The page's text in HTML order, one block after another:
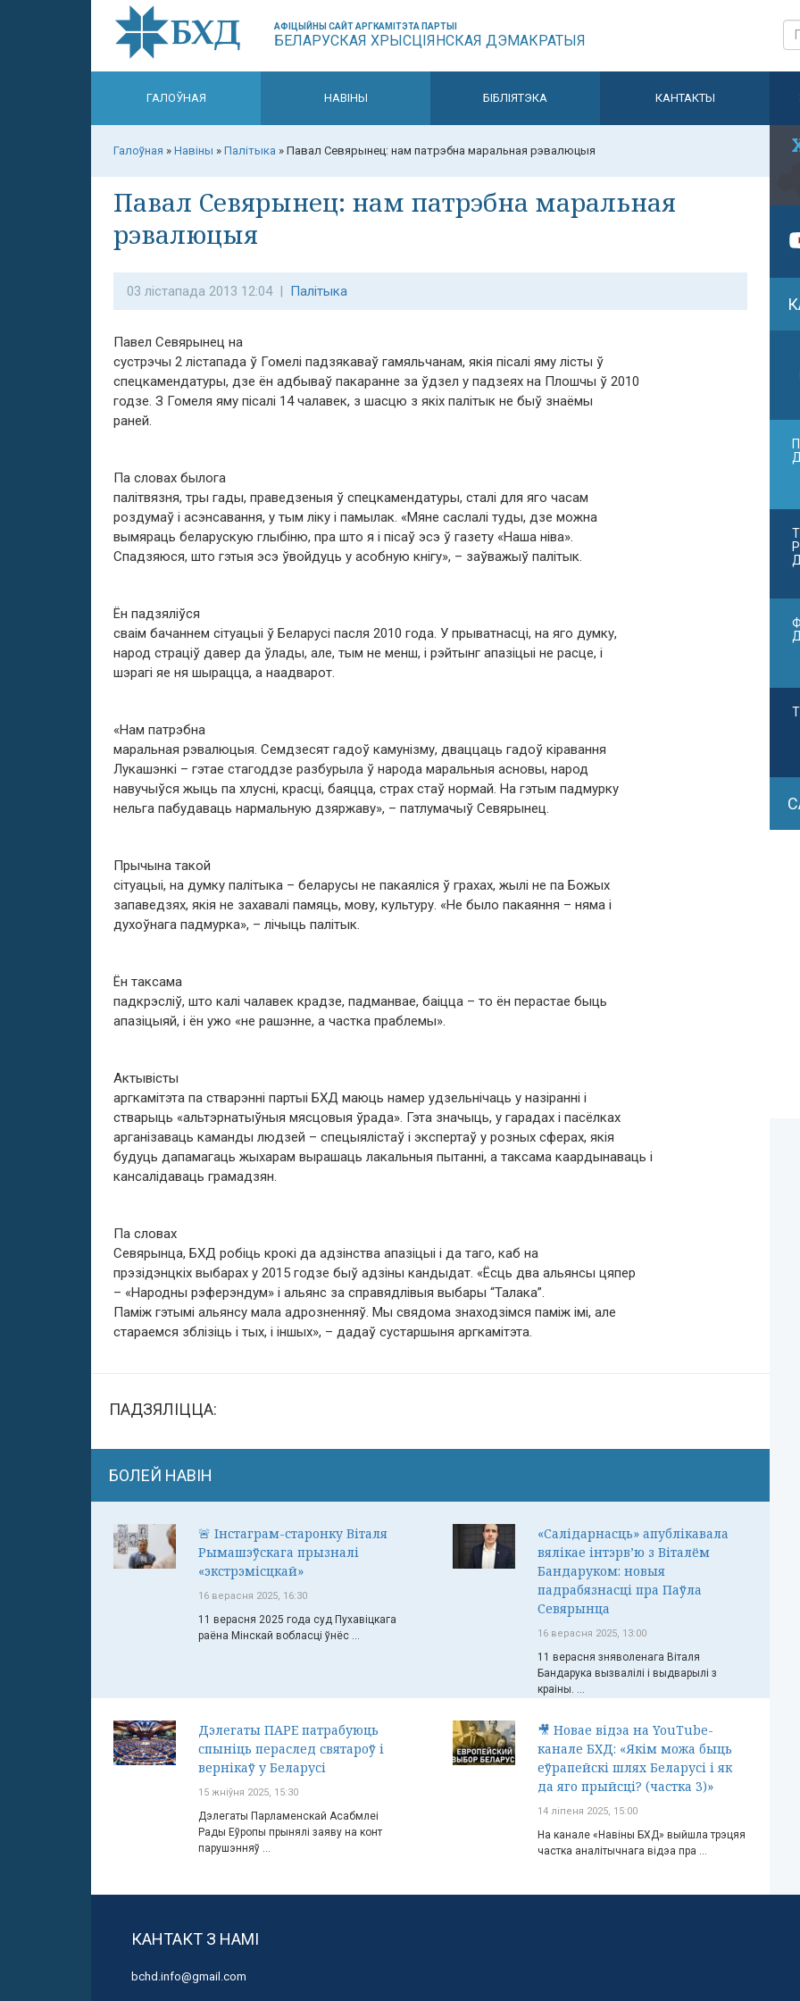
АФІЦЫЙНЫ САЙТ АРГКАМІТЭТА ПАРТЫІ
БЕЛАРУСКАЯ ХРЫСЦІЯНСКАЯ ДЭМАКРАТЫЯ
ГАЛОЎНАЯ НАВІНЫ БІБЛІЯТЭКА КАНТАКТЫ
Галоўная » Навіны » Палітыка » Павал Севярынец: нам патрэбна маральная рэвалюцыя
Павал Севярынец: нам патрэбна маральная
рэвалюцыя
03 лістапада 2013 12:04 | Палітыка
Павел Севярынец на
сустрэчы 2 лістапада ў Гомелі падзякаваў гамяльчанам, якія пісалі яму лісты ў
спецкамендатуры, дзе ён адбываў пакаранне за ўдзел у падзеях на Плошчы ў 2010
годзе. З Гомеля яму пісалі 14 чалавек, з шасцю з якіх палітык не быў знаёмы
раней.
Па словах былога
палітвязня, тры гады, праведзеныя ў спецкамендатуры, сталі для яго часам
роздумаў і асэнсавання, у тым ліку і памылак. «Мяне саслалі туды, дзе можна
вымяраць беларускую глыбіню, пра што я і пісаў эсэ ў газету «Наша ніва».
Спадзяюся, што гэтыя эсэ ўвойдуць у асобную кнігу», – заўважыў палітык.
Ён падзяліўся
сваім бачаннем сітуацыі ў Беларусі пасля 2010 года. У прыватнасці, на яго думку,
народ страціў давер да ўлады, але, тым не менш, і рэйтынг апазіцыі не расце, і
шэрагі яе ня шырацца, а наадварот.
«Нам патрэбна
маральная рэвалюцыя. Семдзесят гадоў камунізму, дваццаць гадоў кіравання
Лукашэнкі – гэтае стагоддзе разбурыла ў народа маральныя асновы, народ
навучыўся жыць па хлусні, красці, баяцца, страх стаў нормай. На гэтым падмурку
нельга пабудаваць нармальную дзяржаву», – патлумачыў Севярынец.
Прычына такой
сітуацыі, на думку палітыка – беларусы не пакаяліся ў грахах, жылі не па Божых
запаведзях, якія не захавалі памяць, мову, культуру. «Не было пакаяння – няма і
духоўнага падмурка», – лічыць палітык.
Ён таксама
падкрэсліў, што калі чалавек крадзе, падманвае, баіцца – то ён перастае быць
апазіцыяй, і ён ужо «не рашэнне, а частка праблемы».
Актывісты
аргкамітэта па стварэнні партыі БХД маюць намер удзельнічаць у назіранні і
стварыць «альтэрнатыўныя мясцовыя ўрада». Гэта значыць, у гарадах і пасёлках
арганізаваць каманды людзей – спецыялістаў і экспертаў у розных сферах, якія
будуць дапамагаць жыхарам вырашаць лакальныя пытанні, а таксама каардынаваць і
кансалідаваць грамадзян.
Па словах
Севярынца, БХД робіць крокі да адзінства апазіцыі і да таго, каб на
прэзідэнцкіх выбарах у 2015 годзе быў адзіны кандыдат. «Ёсць два альянсы цяпер
– «Народны рэферэндум» і альянс за справядлівыя выбары “Талака”.
Паміж гэтымі альянсу мала адрозненняў. Мы свядома знаходзімся паміж імі, але
стараемся зблізіць і тых, і іншых», – дадаў сустаршыня аргкамітэта.
ПАДЗЯЛІЦЦА:
БОЛЕЙ НАВІН
🚨 Інстаграм-старонку Віталя
Рымашэўскага прызналі
«экстрэмісцкай»
16 верасня 2025, 16:30
11 верасня 2025 года суд Пухавіцкага
раёна Мінскай вобласці ўнёс ...
«Салідарнасць» апублікавала
вялікае інтэрв’ю з Віталём
Бандаруком: новыя
падрабязнасці пра Паўла
Севярынца
16 верасня 2025, 13:00
11 верасня зняволенага Віталя
Бандарука вызвалілі і выдварылі з
краіны. ...
Дэлегаты ПАРЕ патрабуюць
спыніць пераслед святароў і
вернікаў у Беларусі
15 жніўня 2025, 15:30
Дэлегаты Парламенскай Асабмлеі
Рады Еўропы прынялі заяву на конт
парушэнняў ...
🎥 Новае відэа на YouTube-
канале БХД: «Якім можа быць
еўрапейскі шлях Беларусі і як
да яго прыйсці? (частка 3)»
14 ліпеня 2025, 15:00
На канале «Навіны БХД» выйшла трэцяя
частка аналітычнага відэа пра ...
КАНТАКТ З НАМІ
bchd.info@gmail.com